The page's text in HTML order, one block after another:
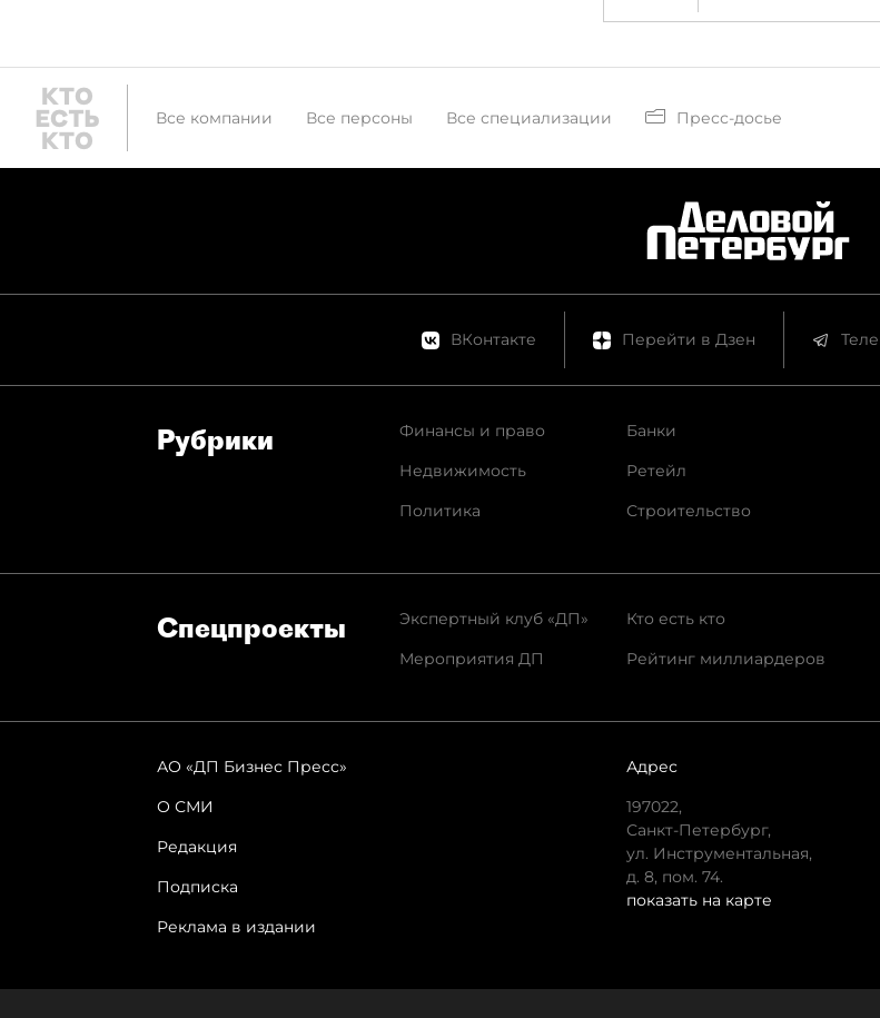
Все компании Все персоны Все специализации Пресс-досье
ВКонтакте Перейти в Дзен
Рубрики
Финансы и право
Недвижимость
Политика
Банки
Ретейл
Строительство
Спец­проекты
Экспертный клуб «ДП»
Мероприятия ДП
Кто есть кто
Рейтинг миллиардеров
АО «ДП Бизнес Пресс»
О СМИ
Редакция
Подписка
Реклама в издании
Адрес
197022,
Санкт-Петербург,
ул. Инструментальная,
д. 8, пом. 74.
показать на карте